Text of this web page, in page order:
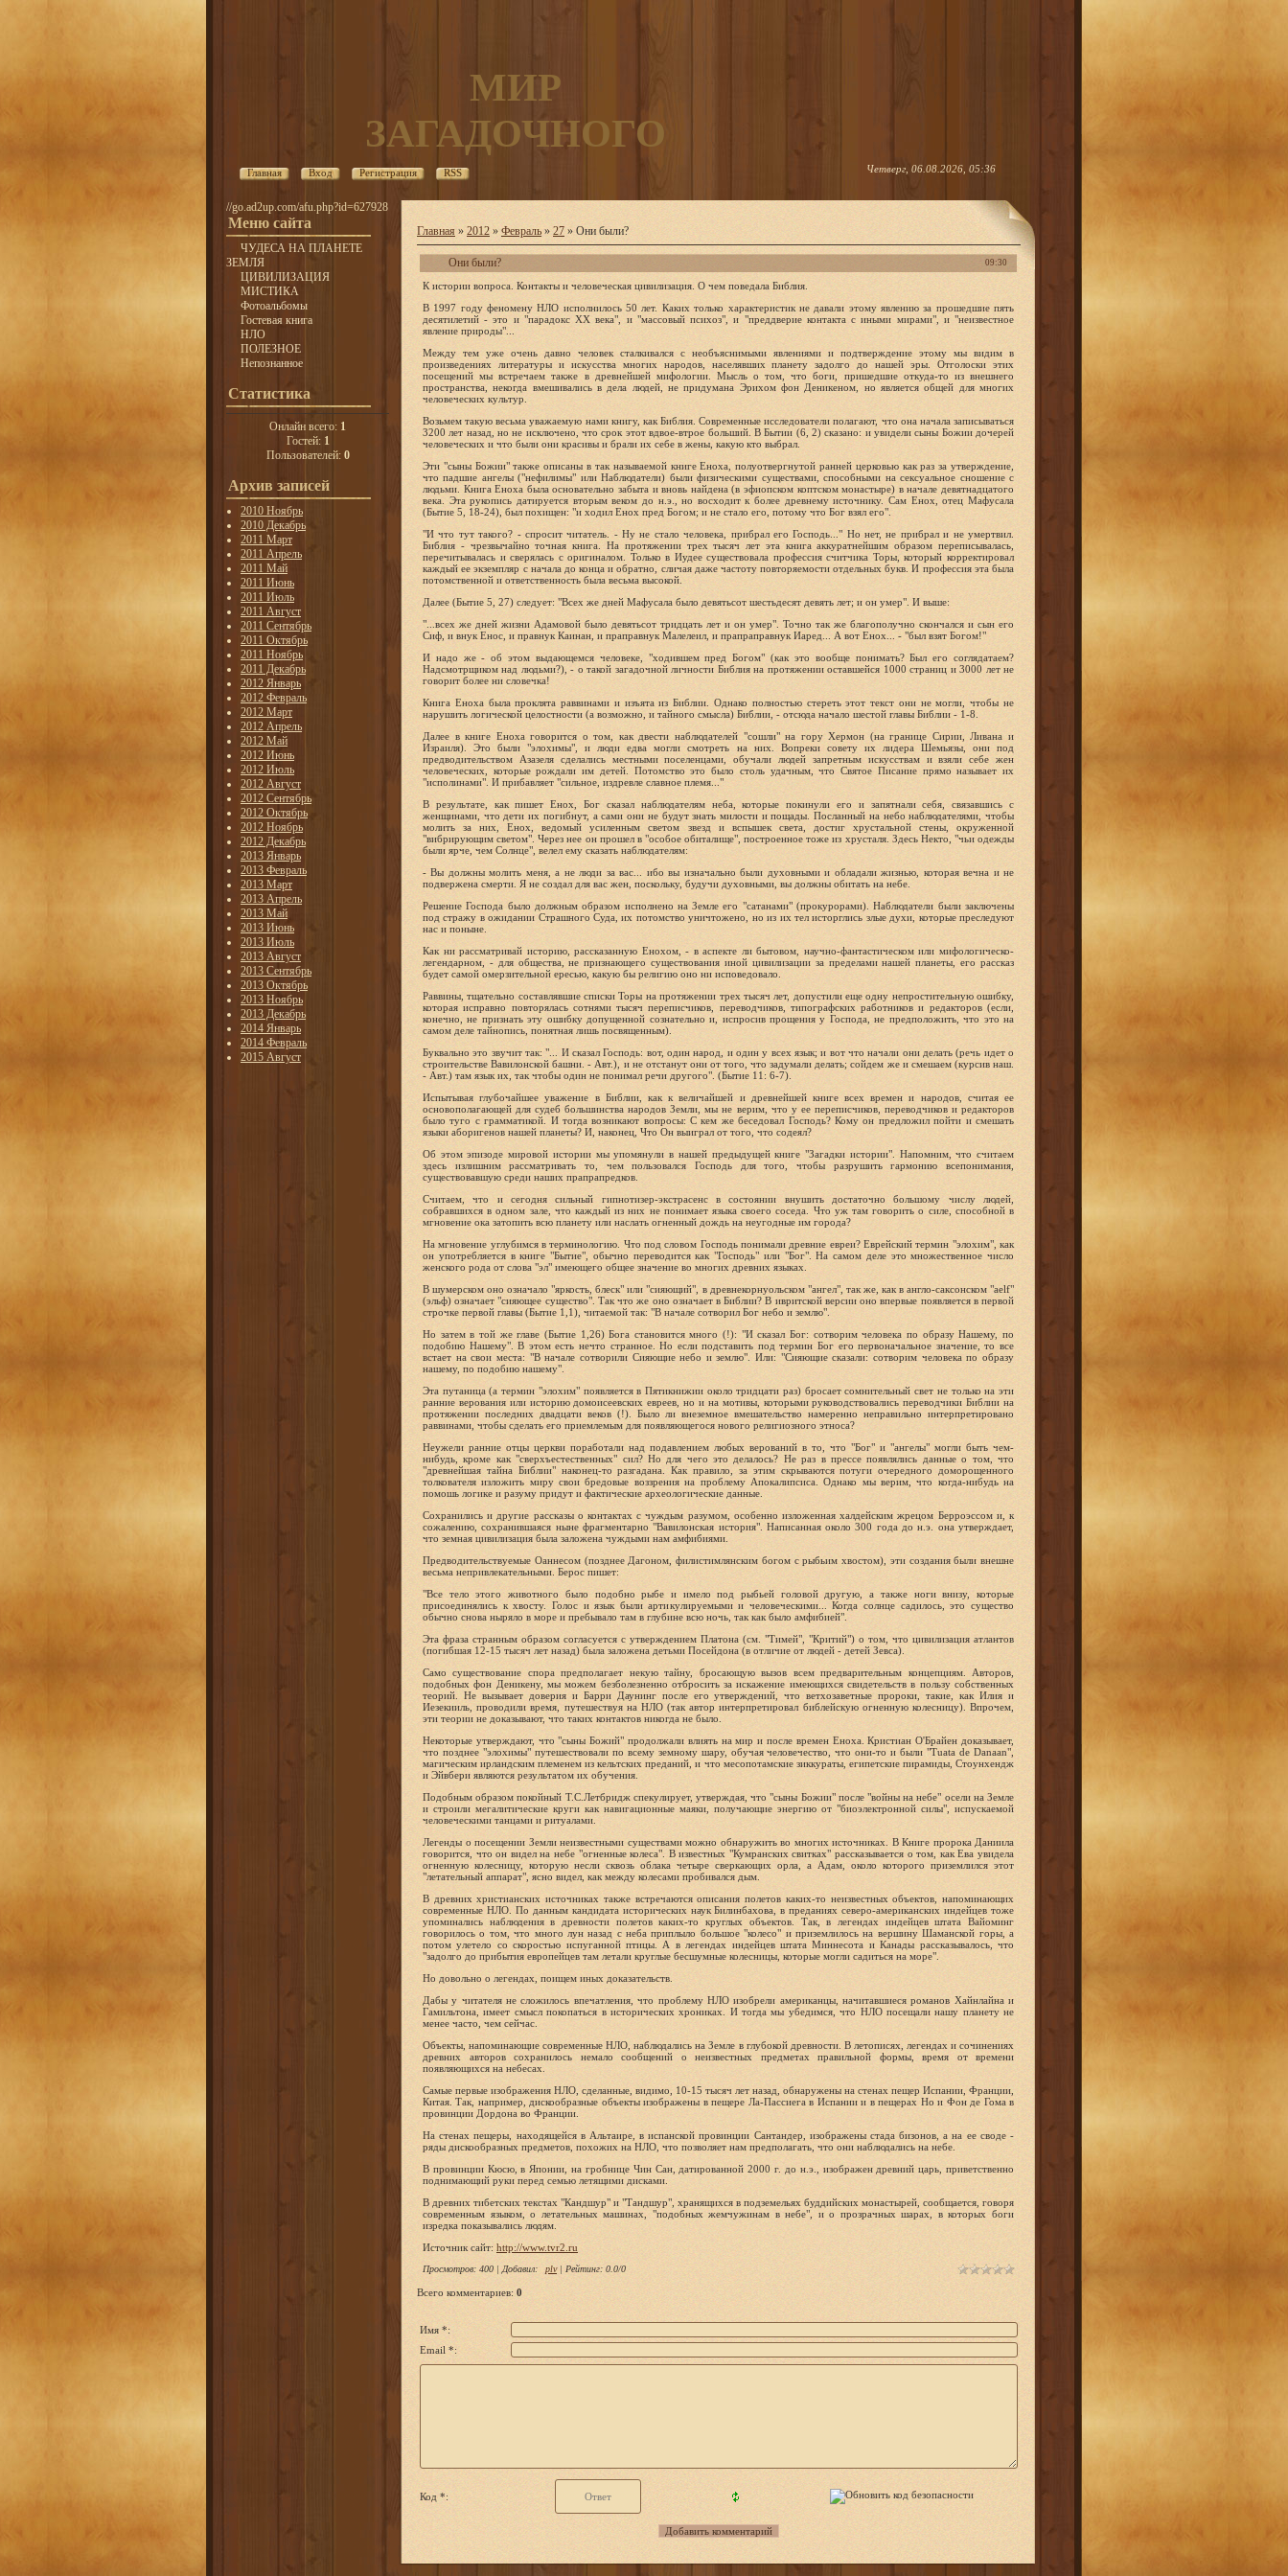
МИР
ЗАГАДОЧНОГО
Главная Вход Регистрация RSS Четверг, 06.08.2026, 05:36
//go.ad2up.com/afu.php?id=627928
Меню сайта
ЧУДЕСА НА ПЛАНЕТЕ
ЗЕМЛЯ
ЦИВИЛИЗАЦИЯ
МИСТИКА
Фотоальбомы
Гостевая книга
НЛО
ПОЛЕЗНОЕ
Непознанное
Статистика
Онлайн всего: 1
Гостей: 1
Пользователей: 0
Архив записей
2010 Ноябрь
2010 Декабрь
2011 Март
2011 Апрель
2011 Май
2011 Июнь
2011 Июль
2011 Август
2011 Сентябрь
2011 Октябрь
2011 Ноябрь
2011 Декабрь
2012 Январь
2012 Февраль
2012 Март
2012 Апрель
2012 Май
2012 Июнь
2012 Июль
2012 Август
2012 Сентябрь
2012 Октябрь
2012 Ноябрь
2012 Декабрь
2013 Январь
2013 Февраль
2013 Март
2013 Апрель
2013 Май
2013 Июнь
2013 Июль
2013 Август
2013 Сентябрь
2013 Октябрь
2013 Ноябрь
2013 Декабрь
2014 Январь
2014 Февраль
2015 Август
Главная » 2012 » Февраль » 27 » Они были?
09:30
Они были?
К истории вопроса. Контакты и человеческая цивилизация. О чем поведала Библия.
В 1997 году феномену НЛО исполнилось 50 лет. Каких только характеристик не давали этому явлению за прошедшие пять
десятилетий - это и "парадокс XX века", и "массовый психоз", и "преддверие контакта с иными мирами", и "неизвестное
явление природы"...
Между тем уже очень давно человек сталкивался с необъяснимыми явлениями и подтверждение этому мы видим в
произведениях литературы и искусства многих народов, населявших планету задолго до нашей эры. Отголоски этих
посещений мы встречаем также в древнейшей мифологии. Мысль о том, что боги, пришедшие откуда-то из внешнего
пространства, некогда вмешивались в дела людей, не придумана Эрихом фон Деникеном, но является общей для многих
человеческих культур.
Возьмем такую весьма уважаемую нами книгу, как Библия. Современные исследователи полагают, что она начала записываться
3200 лет назад, но не исключено, что срок этот вдвое-втрое больший. В Бытии (6, 2) сказано: и увидели сыны Божии дочерей
человеческих и что были они красивы и брали их себе в жены, какую кто выбрал.
Эти "сыны Божии" также описаны в так называемой книге Еноха, полуотвергнутой ранней церковью как раз за утверждение,
что падшие ангелы ("нефилимы" или Наблюдатели) были физическими существами, способными на сексуальное сношение с
людьми. Книга Еноха была основательно забыта и вновь найдена (в эфиопском коптском монастыре) в начале девятнадцатого
века. Эта рукопись датируется вторым веком до н.э., но восходит к более древнему источнику. Сам Енох, отец Мафусала
(Бытие 5, 18-24), был похищен: "и ходил Енох пред Богом; и не стало его, потому что Бог взял его".
"И что тут такого? - спросит читатель. - Ну не стало человека, прибрал его Господь..." Но нет, не прибрал и не умертвил.
Библия - чрезвычайно точная книга. На протяжении трех тысяч лет эта книга аккуратнейшим образом переписывалась,
перечитывалась и сверялась с оригиналом. Только в Иудее существовала профессия считчика Торы, который корректировал
каждый ее экземпляр с начала до конца и обратно, сличая даже частоту повторяемости отдельных букв. И профессия эта была
потомственной и ответственность была весьма высокой.
Далее (Бытие 5, 27) следует: "Всех же дней Мафусала было девятьсот шестьдесят девять лет; и он умер". И выше:
"...всех же дней жизни Адамовой было девятьсот тридцать лет и он умер". Точно так же благополучно скончался и сын его
Сиф, и внук Енос, и правнук Каинан, и праправнук Малелеил, и прапраправнук Иаред... А вот Енох... - "был взят Богом!"
И надо же - об этом выдающемся человеке, "ходившем пред Богом" (как это вообще понимать? Был его соглядатаем?
Надсмотрщиком над людьми?), - о такой загадочной личности Библия на протяжении оставшейся 1000 страниц и 3000 лет не
говорит более ни словечка!
Книга Еноха была проклята раввинами и изъята из Библии. Однако полностью стереть этот текст они не могли, чтобы не
нарушить логической целостности (а возможно, и тайного смысла) Библии, - отсюда начало шестой главы Библии - 1-8.
Далее в книге Еноха говорится о том, как двести наблюдателей "сошли" на гору Хермон (на границе Сирии, Ливана и
Израиля). Это были "элохимы", и люди едва могли смотреть на них. Вопреки совету их лидера Шемьязы, они под
предводительством Азазеля сделались местными поселенцами, обучали людей запретным искусствам и взяли себе жен
человеческих, которые рождали им детей. Потомство это было столь удачным, что Святое Писание прямо называет их
"исполинами". И прибавляет "сильное, издревле славное племя..."
В результате, как пишет Енох, Бог сказал наблюдателям неба, которые покинули его и запятнали себя, связавшись с
женщинами, что дети их погибнут, а сами они не будут знать милости и пощады. Посланный на небо наблюдателями, чтобы
молить за них, Енох, ведомый усиленным светом звезд и вспышек света, достиг хрустальной стены, окруженной
"вибрирующим светом". Через нее он прошел в "особое обиталище", построенное тоже из хрусталя. Здесь Некто, "чьи одежды
были ярче, чем Солнце", велел ему сказать наблюдателям:
- Вы должны молить меня, а не люди за вас... ибо вы изначально были духовными и обладали жизнью, которая вечна и не
подвержена смерти. Я не создал для вас жен, поскольку, будучи духовными, вы должны обитать на небе.
Решение Господа было должным образом исполнено на Земле его "сатанами" (прокурорами). Наблюдатели были заключены
под стражу в ожидании Страшного Суда, их потомство уничтожено, но из их тел исторглись злые духи, которые преследуют
нас и поныне.
Как ни рассматривай историю, рассказанную Енохом, - в аспекте ли бытовом, научно-фантастическом или мифологическо-
легендарном, - для общества, не признающего существования иной цивилизации за пределами нашей планеты, его рассказ
будет самой омерзительной ересью, какую бы религию оно ни исповедовало.
Раввины, тщательно составлявшие списки Торы на протяжении трех тысяч лет, допустили еще одну непростительную ошибку,
которая исправно повторялась сотнями тысяч переписчиков, переводчиков, типографских работников и редакторов (если,
конечно, не признать эту ошибку допущенной сознательно и, испросив прощения у Господа, не предположить, что это на
самом деле тайнопись, понятная лишь посвященным).
Буквально это звучит так: "... И сказал Господь: вот, один народ, и один у всех язык; и вот что начали они делать (речь идет о
строительстве Вавилонской башни. - Aвт.), и не отстанут они от того, что задумали делать; сойдем же и смешаем (курсив наш.
- Авт.) там язык их, так чтобы один не понимал речи другого". (Бытие 11: 6-7).
Испытывая глубочайшее уважение в Библии, как к величайшей и древнейшей книге всех времен и народов, считая ее
основополагающей для судеб большинства народов Земли, мы не верим, что у ее переписчиков, переводчиков и редакторов
было туго с грамматикой. И тогда возникают вопросы: С кем же беседовал Господь? Кому он предложил пойти и смешать
языки аборигенов нашей планеты? И, наконец, Что Он выиграл от того, что содеял?
Об этом эпизоде мировой истории мы упомянули в нашей предыдущей книге "Загадки истории". Напомним, что считаем
здесь излишним рассматривать то, чем пользовался Господь для того, чтобы разрушить гармонию всепонимания,
существовавшую среди наших прапрапредков.
Считаем, что и сегодня сильный гипнотизер-экстрасенс в состоянии внушить достаточно большому числу людей,
собравшихся в одном зале, что каждый из них не понимает языка своего соседа. Что уж там говорить о силе, способной в
мгновение ока затопить всю планету или наслать огненный дождь на неугодные им города?
На мгновение углубимся в терминологию. Что под словом Господь понимали древние евреи? Еврейский термин "элохим", как
он употребляется в книге "Бытие", обычно переводится как "Господь" или "Бог". На самом деле это множественное число
женского рода от слова "эл" имеющего общее значение во многих древних языках.
В шумерском оно означало "яркость, блеск" или "сияющий", в древнекорнуольском "ангел", так же, как в англо-саксонском "aelf"
(эльф) означает "сияющее существо". Так что же оно означает в Библии? В ивритской версии оно впервые появляется в первой
строчке первой главы (Бытие 1,1), читаемой так: "В начале сотворил Бог небо и землю".
Но затем в той же главе (Бытие 1,26) Бога становится много (!): "И сказал Бог: сотворим человека по образу Нашему, по
подобию Нашему". В этом есть нечто странное. Но если подставить под термин Бог его первоначальное значение, то все
встает на свои места: "В начале сотворили Сияющие небо и землю". Или: "Сияющие сказали: сотворим человека по образу
нашему, по подобию нашему".
Эта путаница (а термин "элохим" появляется в Пятикнижии около тридцати раз) бросает сомнительный свет не только на эти
ранние верования или историю домоисеевских евреев, но и на мотивы, которыми руководствовались переводчики Библии на
протяжении последних двадцати веков (!). Было ли внеземное вмешательство намеренно неправильно интерпретировано
раввинами, чтобы сделать его приемлемым для появляющегося нового религиозного этноса?
Неужели ранние отцы церкви поработали над подавлением любых верований в то, что "Бог" и "ангелы" могли быть чем-
нибудь, кроме как "сверхъестественных" сил? Но для чего это делалось? Не раз в прессе появлялись данные о том, что
"древнейшая тайна Библии" наконец-то разгадана. Как правило, за этим скрываются потуги очередного доморощенного
толкователя изложить миру свои бредовые воззрения на проблему Апокалипсиса. Однако мы верим, что когда-нибудь на
помошь логике и разуму придут и фактические археологические данные.
Сохранились и другие рассказы о контактах с чуждым разумом, особенно изложенная халдейским жрецом Берроэссом и, к
сожалению, сохранившаяся ныне фрагментарно "Вавилонская история". Написанная около 300 года до н.э. она утверждает,
что земная цивилизация была заложена чуждыми нам амфибиями.
Предводительствуемые Оаннесом (позднее Дагоном, филистимлянским богом с рыбьим хвостом), эти создания были внешне
весьма непривлекательными. Берос пишет:
"Все тело этого животного было подобно рыбе и имело под рыбьей головой другую, а также ноги внизу, которые
присоединялись к хвосту. Голос и язык были артикулируемыми и человеческими... Когда солнце садилось, это существо
обычно снова ныряло в море и пребывало там в глубине всю ночь, так как было амфибией".
Эта фраза странным образом согласуется с утверждением Платона (см. "Тимей", "Критий") о том, что цивилизация атлантов
(погибшая 12-15 тысяч лет назад) была заложена детьми Посейдона (в отличие от людей - детей Зевса).
Само существование спора предполагает некую тайну, бросающую вызов всем предварительным концепциям. Авторов,
подобных фон Деникену, мы можем безболезненно отбросить за искажение имеющихся свидетельств в пользу собственных
теорий. Не вызывает доверия и Барри Даунинг после его утверждений, что ветхозаветные пророки, такие, как Илия и
Иезекииль, проводили время, путешествуя на НЛО (так автор интерпретировал библейскую огненную колесницу). Впрочем,
эти теории не доказывают, что таких контактов никогда не было.
Некоторые утверждают, что "сыны Божий" продолжали влиять на мир и после времен Еноха. Кристиан О'Брайен доказывает,
что позднее "элохимы" путешествовали по всему земному шару, обучая человечество, что они-то и были "Tuata de Danaan",
магическим ирландским племенем из кельтских преданий, и что месопотамские зиккураты, египетские пирамиды, Стоунхендж
и Эйвбери являются результатом их обучения.
Подобным образом покойный Т.С.Летбридж спекулирует, утверждая, что "сыны Божии" после "войны на небе" осели на Земле
и строили мегалитические круги как навигационные маяки, получающие энергию от "биоэлектронной силы", испускаемой
человеческими танцами и ритуалами.
Легенды о посещении Земли неизвестными существами можно обнаружить во многих источниках. В Книге пророка Даниила
говорится, что он видел на небе "огненные колеса". В известных "Кумранских свитках" рассказывается о том, как Ева увидела
огненную колесницу, которую несли сквозь облака четыре сверкающих орла, а Адам, около которого приземлился этот
"летательный аппарат", ясно видел, как между колесами пробивался дым.
В древних христианских источниках также встречаются описания полетов каких-то неизвестных объектов, напоминающих
современные НЛО. По данным кандидата исторических наук Билинбахова, в преданиях северо-американских индейцев тоже
упоминались наблюдения в древности полетов каких-то круглых объектов. Так, в легендах индейцев штата Вайоминг
говорилось о том, что много лун назад с неба приплыло большое "колесо" и приземлилось на вершину Шаманской горы, а
потом улетело со скоростью испуганной птицы. А в легендах индейцев штата Миннесота и Канады рассказывалось, что
"задолго до прибытия европейцев там летали круглые бесшумные колесницы, которые могли садиться на море".
Но довольно о легендах, поищем иных доказательств.
Дабы у читателя не сложилось впечатления, что проблему НЛО изобрели американцы, начитавшиеся романов Хайнлайна и
Гамильтона, имеет смысл покопаться в исторических хрониках. И тогда мы убедимся, что НЛО посещали нашу планету не
менее часто, чем сейчас.
Объекты, напоминающие современные НЛО, наблюдались на Земле в глубокой древности. В летописях, легендах и сочинениях
древних авторов сохранилось немало сообщений о неизвестных предметах правильной формы, время от времени
появляющихся на небесах.
Самые первые изображения НЛО, сделанные, видимо, 10-15 тысяч лет назад, обнаружены на стенах пещер Испании, Франции,
Китая. Так, например, дискообразные объекты изображены в пещере Ла-Пассиега в Испании и в пещерах Но и Фон де Гома в
провинции Дордона во Франции.
На стенах пещеры, находящейся в Альтаире, в испанской провинции Сантандер, изображены стада бизонов, а на ее своде -
ряды дискообразных предметов, похожих на НЛО, что позволяет нам предполагать, что они наблюдались на небе.
В провинции Кюсю, в Японии, на гробнице Чин Сан, датированной 2000 г. до н.э., изображен древний царь, приветственно
поднимающий руки перед семью летящими дисками.
В древних тибетских текстах "Кандшур" и "Тандшур", хранящихся в подземельях буддийских монастырей, сообщается, говоря
современным языком, о летательных машинах, "подобных жемчужинам в небе", и о прозрачных шарах, в которых боги
изредка показывались людям.
Источник сайт: http://www.tvr2.ru
Просмотров: 400 | Добавил: plv| Рейтинг: 0.0/0
Всего комментариев: 0
Имя *:
Email *:
Код *: